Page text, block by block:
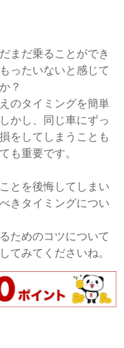
まだ乗ることができ
ったいないと感じて
？
のタイミングを簡単
かし、同じ車にずっ
をしてしまうことも
も重要です。
とを後悔してしまい
きタイミングについ
ためのコツについて
てみてくださいね。